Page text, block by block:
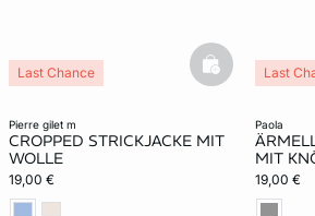
pierre gilet m
CROPPED STRICKJACKE MIT
WOLLE
19,00 €
Last Chance basketfull
paola
MIT
19,00 €
Last